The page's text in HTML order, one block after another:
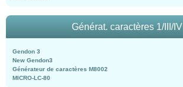
Générat. caractères 1/III/IV
Gendon 3
New Gendon3
Générateur de caractères M8002
MICRO-LC-80